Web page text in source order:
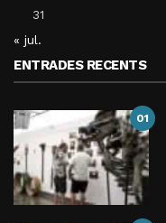
31
« jul.
ENTRADES RECENTS
01